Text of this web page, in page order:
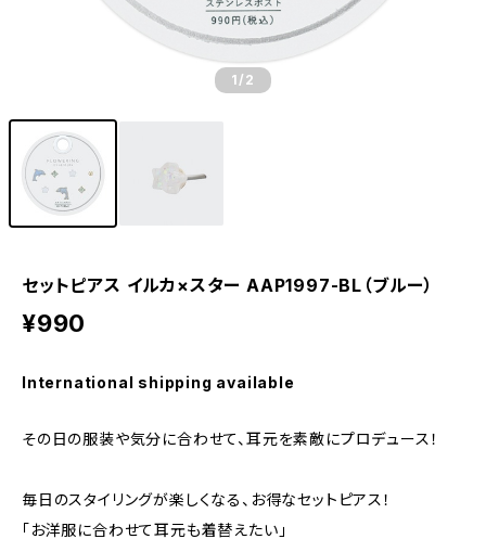
1 /2
セットピアス イルカ×スター AAP1997-BL（ブルー）
¥990
International shipping available
その日の服装や気分に合わせて、耳元を素敵にプロデュース！
毎日のスタイリングが楽しくなる、お得なセットピアス！
「お洋服に合わせて耳元も着替えたい」